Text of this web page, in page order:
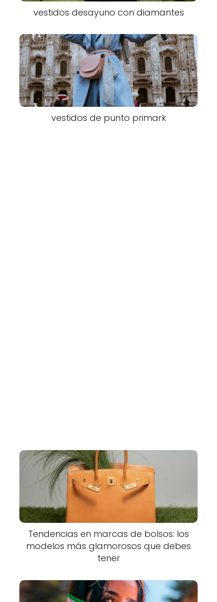
vestidos desayuno con diamantes
vestidos de punto primark
Tendencias en marcas de bolsos: los
modelos más glamorosos que debes
tener